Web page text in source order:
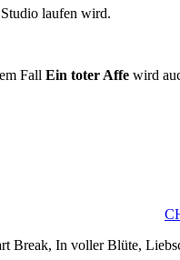
laufen wird.
Fall Ein toter Affe wird
Break, In voller Blüte,